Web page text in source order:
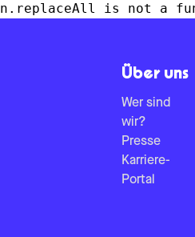
n.replaceAll is not a
Über uns
Wer sind
wir?
Presse
Karriere-
Portal